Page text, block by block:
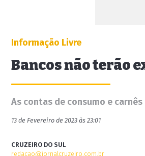
Informação Livre
Bancos não terão
As contas de consumo e
13 de Fevereiro de 2023 às 23:01
CRUZEIRO DO SUL
redacao@jornalcruzeiro.com.br